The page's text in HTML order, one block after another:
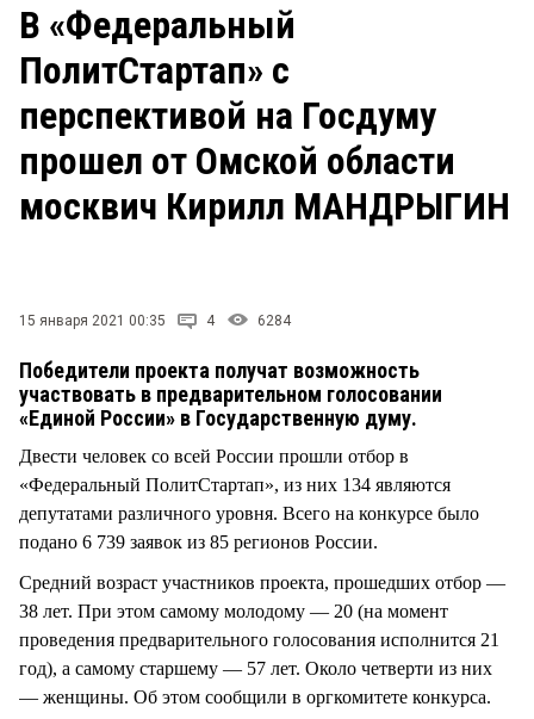
ЗАКОН
НОВОСТИ КОМПАНИЙ
СТИЛЬ ЖИЗНИ
Архив
В «Федеральный
ПолитСтартап» с
перспективой на Госдуму
прошел от Омской области
москвич Кирилл МАНДРЫГИН
15 января 2021 00:35 4 6284
Победители проекта получат возможность
участвовать в предварительном голосовании
«Единой России» в Государственную думу.
Двести человек со всей России прошли отбор в
«Федеральный ПолитСтартап», из них 134 являются
депутатами различного уровня. Всего на конкурсе было
подано 6 739 заявок из 85 регионов России.
Средний возраст участников проекта, прошедших отбор —
38 лет. При этом самому молодому — 20 (на момент
проведения предварительного голосования исполнится 21
год), а самому старшему — 57 лет. Около четверти из них
— женщины. Об этом сообщили в оргкомитете конкурса.